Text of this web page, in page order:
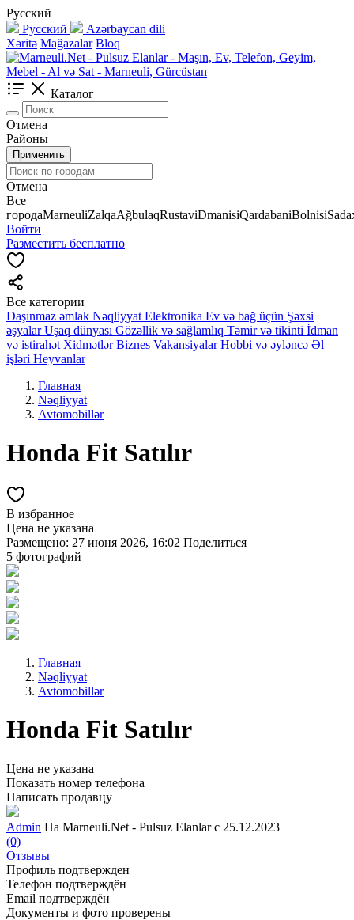
Русский
Русский
Azərbaycan dili
Xəritə Mağazalar Bloq
Каталог
Отмена
Районы
Применить
Отмена
Все
городаMarneuliZalqaAğbulaqRustaviDmanisiQardabaniBolnisi
Войти
Разместить бесплатно
Все категории
Daşınmaz əmlak Nəqliyyat Elektronika Ev və bağ üçün Şəxsi
əşyalar Uşaq dünyası Gözəllik və sağlamlıq Təmir və tikinti İdman
və istirahət Xidmətlər Biznes Vakansiyalar Hobbi və əyləncə Əl
işləri Heyvanlar
Главная
Nəqliyyat
Avtomobillər
Honda Fit Satılır
В избранное
Цена не указана
Размещено: 27 июня 2026, 16:02 Поделиться
5 фотографий
Главная
Nəqliyyat
Avtomobillər
Honda Fit Satılır
Цена не указана
Показать номер телефона
Написать продавцу
Admin На Marneuli.Net - Pulsuz Elanlar с 25.12.2023
(0)
Отзывы
Профиль подтвержден
Телефон подтверждён
Email подтверждён
Документы и фото проверены